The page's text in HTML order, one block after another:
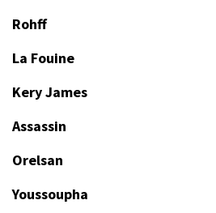
Rohff
La Fouine
Kery James
Assassin
Orelsan
Youssoupha